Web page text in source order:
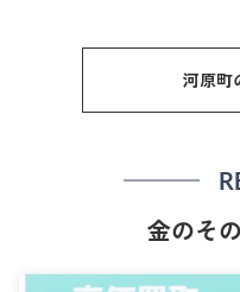
河原町
金のそ